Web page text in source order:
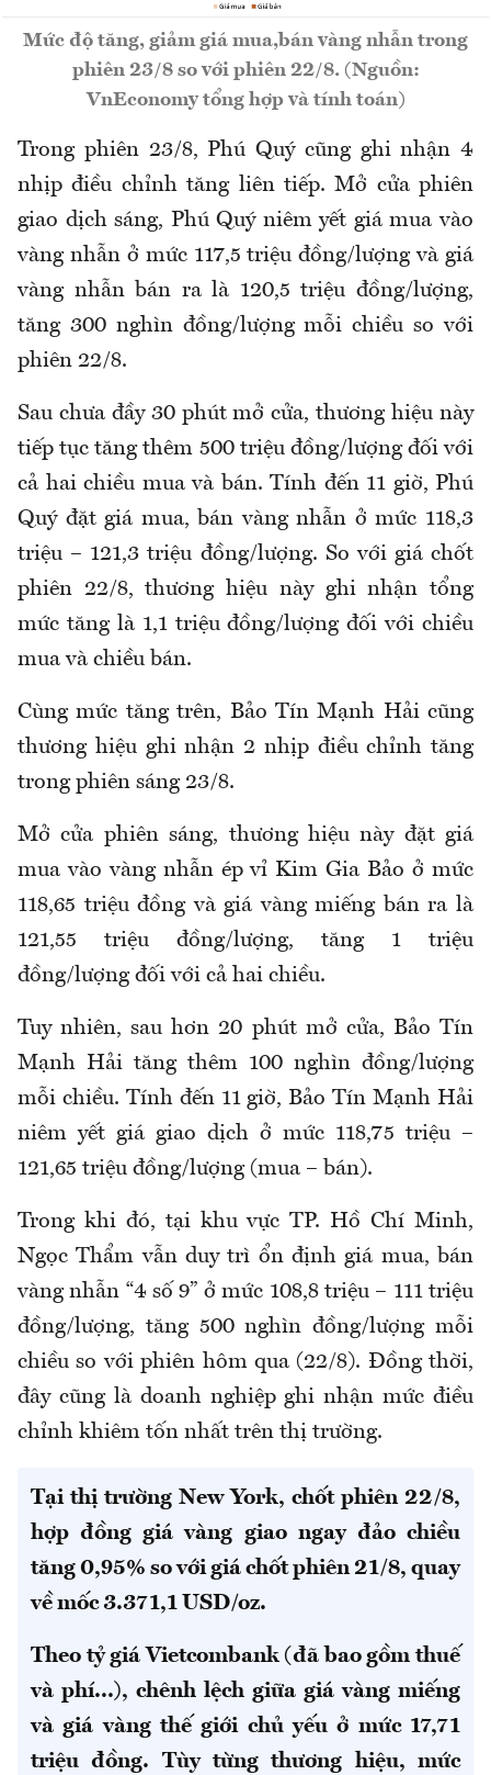
Mức độ tăng, giảm giá mua,bán vàng nhẫn trong
phiên 23/8 so với phiên 22/8. (Nguồn:
VnEconomy tổng hợp và tính toán)
Trong phiên 23/8, Phú Quý cũng ghi nhận 4
nhịp điều chỉnh tăng liên tiếp. Mở cửa phiên
giao dịch sáng, Phú Quý niêm yết giá mua vào
vàng nhẫn ở mức 117,5 triệu đồng/lượng và giá
vàng nhẫn bán ra là 120,5 triệu đồng/lượng,
tăng 300 nghìn đồng/lượng mỗi chiều so với
phiên 22/8.
Sau chưa đầy 30 phút mở cửa, thương hiệu này
tiếp tục tăng thêm 500 triệu đồng/lượng đối với
cả hai chiều mua và bán. Tính đến 11 giờ, Phú
Quý đặt giá mua, bán vàng nhẫn ở mức 118,3
triệu – 121,3 triệu đồng/lượng. So với giá chốt
phiên 22/8, thương hiệu này ghi nhận tổng
mức tăng là 1,1 triệu đồng/lượng đối với chiều
mua và chiều bán.
Cùng mức tăng trên, Bảo Tín Mạnh Hải cũng
thương hiệu ghi nhận 2 nhịp điều chỉnh tăng
trong phiên sáng 23/8.
Mở cửa phiên sáng, thương hiệu này đặt giá
mua vào vàng nhẫn ép vỉ Kim Gia Bảo ở mức
118,65 triệu đồng và giá vàng miếng bán ra là
121,55 triệu đồng/lượng, tăng 1 triệu
đồng/lượng đối với cả hai chiều.
Tuy nhiên, sau hơn 20 phút mở cửa, Bảo Tín
Mạnh Hải tăng thêm 100 nghìn đồng/lượng
mỗi chiều. Tính đến 11 giờ, Bảo Tín Mạnh Hải
niêm yết giá giao dịch ở mức 118,75 triệu –
121,65 triệu đồng/lượng (mua – bán).
Trong khi đó, tại khu vực TP. Hồ Chí Minh,
Ngọc Thẩm vẫn duy trì ổn định giá mua, bán
vàng nhẫn “4 số 9” ở mức 108,8 triệu – 111 triệu
đồng/lượng, tăng 500 nghìn đồng/lượng mỗi
chiều so với phiên hôm qua (22/8). Đồng thời,
đây cũng là doanh nghiệp ghi nhận mức điều
chỉnh khiêm tốn nhất trên thị trường.
Tại thị trường New York, chốt phiên 22/8,
hợp đồng giá vàng giao ngay đảo chiều
tăng 0,95% so với giá chốt phiên 21/8, quay
về mốc 3.371,1 USD/oz.
Theo tỷ giá Vietcombank (đã bao gồm thuế
và phí...), chênh lệch giữa giá vàng miếng
và giá vàng thế giới chủ yếu ở mức 17,71
triệu đồng. Tùy từng thương hiệu, mức